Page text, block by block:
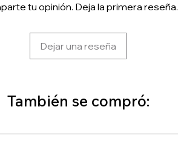
tu opinión. Deja la primera reseña.
Dejar una reseña
También se compró: